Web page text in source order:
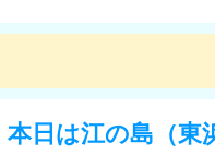
本日は江の島（